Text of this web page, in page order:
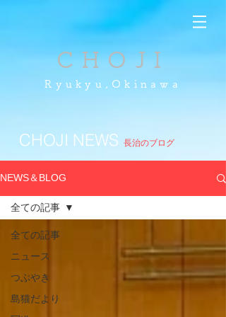
CHOJI
Ryukyu,Okinawa
CHOJI NEWS 長治のブログ
NEWS＆BLOG
全ての記事
ニュース
つぶやき
島猫だより
全ての記事